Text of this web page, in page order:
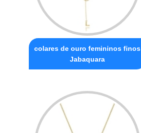
colares de ouro femininos finos
Jabaquara